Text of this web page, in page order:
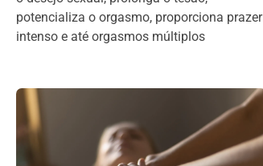
potencializa o orgasmo, proporciona prazer
intenso e até orgasmos múltiplos